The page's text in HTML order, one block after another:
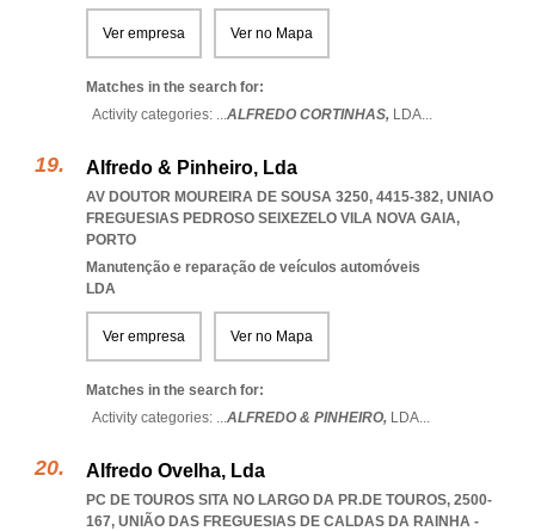
Ver empresa Ver no Mapa
Matches in the search for:
Activity categories: ...ALFREDO CORTINHAS, LDA...
Alfredo & Pinheiro, Lda
AV DOUTOR MOUREIRA DE SOUSA 3250, 4415-382, UNIAO
FREGUESIAS PEDROSO SEIXEZELO VILA NOVA GAIA,
PORTO
Manutenção e reparação de veículos automóveis
LDA
Ver empresa Ver no Mapa
Matches in the search for:
Activity categories: ...ALFREDO & PINHEIRO, LDA...
Alfredo Ovelha, Lda
PC DE TOUROS SITA NO LARGO DA PR.DE TOUROS, 2500-
167, UNIÃO DAS FREGUESIAS DE CALDAS DA RAINHA -